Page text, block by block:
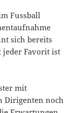
Fussball
sich bereits
jeder Favorit ist
mit
Dirigenten noch